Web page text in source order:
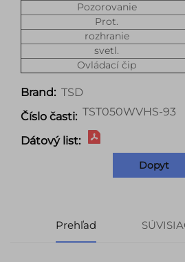
Pozorovanie
Prot.
rozhranie
svetl.
Ovládací čip
Brand: TSD
Číslo časti: TST050WVHS-93
Dátový list:
Dopyt
Prehľad